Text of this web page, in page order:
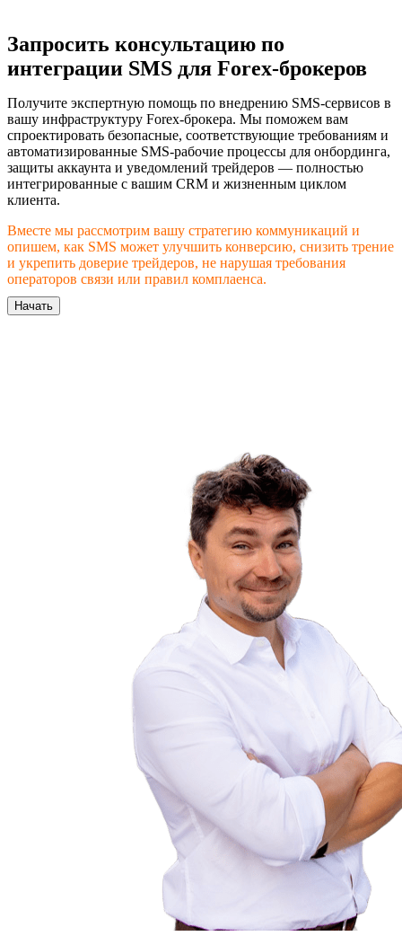
Запросить консультацию по
интеграции SMS для Forex-брокеров
Получите экспертную помощь по внедрению SMS-сервисов в
вашу инфраструктуру Forex-брокера. Мы поможем вам
спроектировать безопасные, соответствующие требованиям и
автоматизированные SMS-рабочие процессы для онбординга,
защиты аккаунта и уведомлений трейдеров — полностью
интегрированные с вашим CRM и жизненным циклом
клиента.
Вместе мы рассмотрим вашу стратегию коммуникаций и
опишем, как SMS может улучшить конверсию, снизить трение
и укрепить доверие трейдеров, не нарушая требования
операторов связи или правил комплаенса.
Начать